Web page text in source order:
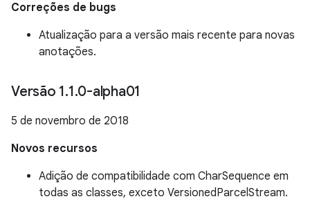
Correções de bugs
Atualização para a versão mais recente para novas
anotações.
Versão 1.1.0-alpha01
5 de novembro de 2018
Novos recursos
Adição de compatibilidade com CharSequence em
todas as classes, exceto VersionedParcelStream.